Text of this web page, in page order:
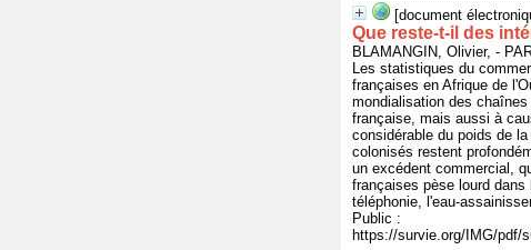
[document
Que reste-t-il des
BLAMANGIN, Olivier, -
Les statistiques du
françaises en Afrique de
mondialisation des
française, mais aussi à
considérable du poids de
colonisés restent
un excédent commercial,
françaises pèse lourd
téléphonie, l'eau-
Public :
https://survie.org/IMG/pdf/